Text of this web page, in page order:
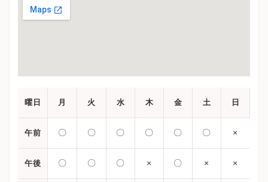
曜日 月 火 水 木 金 土 日
午前 〇 〇 〇 〇 〇 〇 ×
午後 〇 〇 〇 × 〇 × ×